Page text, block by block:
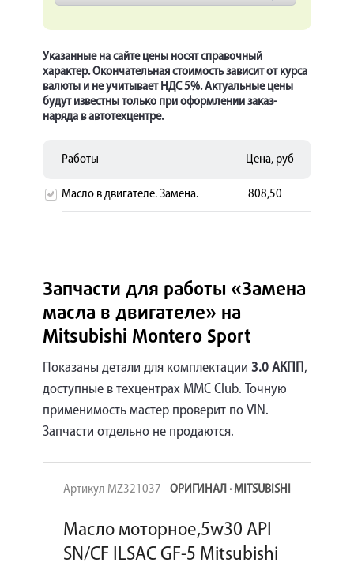
Указанные на сайте цены носят справочный
характер. Окончательная стоимость зависит от курса
валюты и не учитывает НДС 5%. Актуальные цены
будут известны только при оформлении заказ-
наряда в автотехцентре.
Работы Цена, руб
Масло в двигателе. Замена. 808,50
Запчасти для работы «Замена
масла в двигателе» на
Mitsubishi Montero Sport
Показаны детали для комплектации 3.0 АКПП,
доступные в техцентрах MMC Club. Точную
применимость мастер проверит по VIN.
Запчасти отдельно не продаются.
Артикул MZ321037 ОРИГИНАЛ · MITSUBISHI
Масло моторное,5w30 API
SN/CF ILSAC GF-5 Mitsubishi